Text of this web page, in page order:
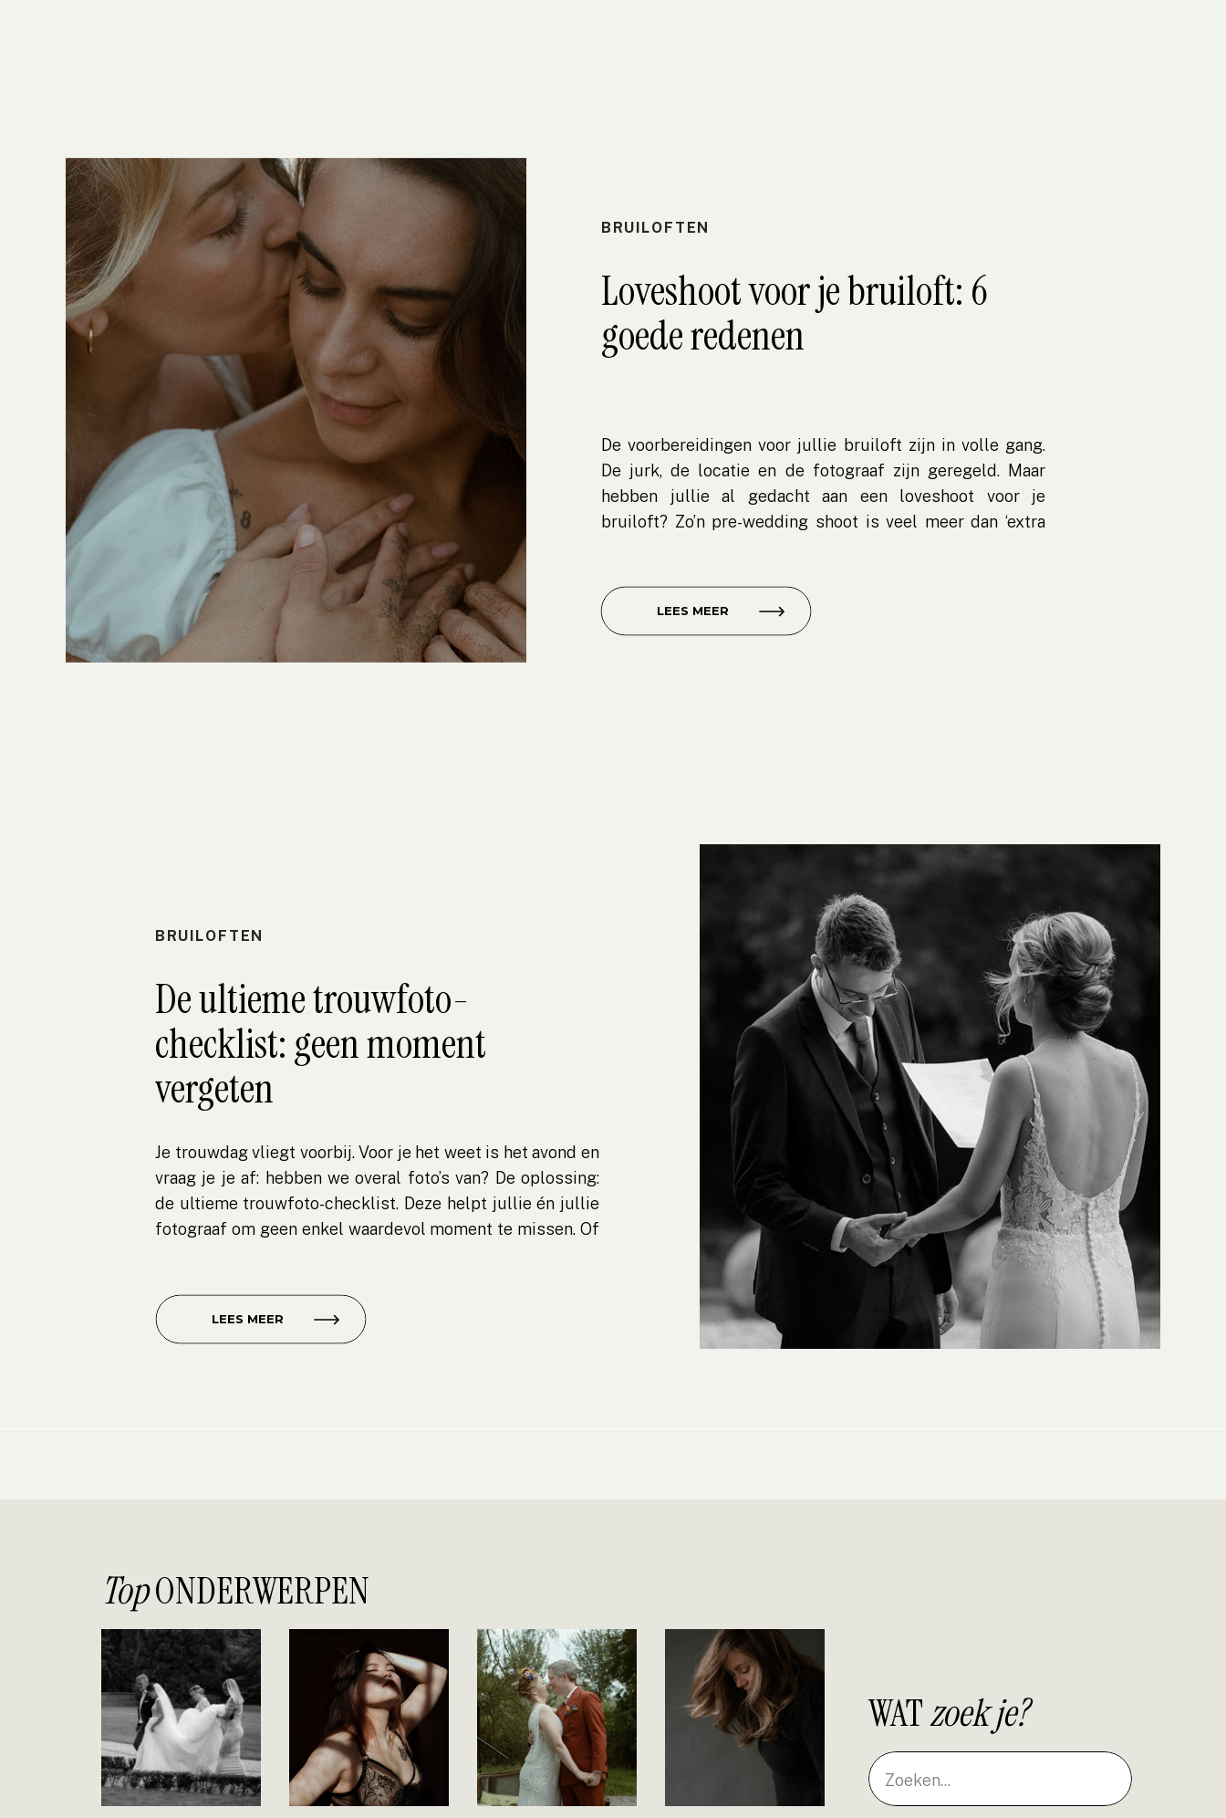
De voorbereidingen voor jullie bruiloft zijn in volle gang.
De jurk, de locatie en de fotograaf zijn geregeld. Maar
hebben jullie al gedacht aan een loveshoot voor je
bruiloft? Zo’n pre-wedding shoot is veel meer dan ‘extra
camera én […]
Loveshoot voor je bruiloft: 6
goede redenen
BRUILOFTEN
LEES MEER
Je trouwdag vliegt voorbij. Voor je het weet is het avond en
vraag je je af: hebben we overal foto’s van? De oplossing:
de ultieme trouwfoto-checklist. Deze helpt jullie én jullie
fotograaf om geen enkel waardevol moment te missen. Of
De ultieme trouwfoto-
checklist: geen moment
vergeten
BRUILOFTEN
LEES MEER
TopONDERWERPEN
Search
for:
WATzoek je?